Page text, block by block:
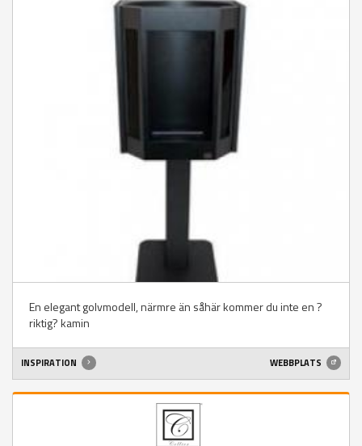
En elegant golvmodell, närmre än såhär kommer du inte en ?
riktig? kamin
INSPIRATION WEBBPLATS